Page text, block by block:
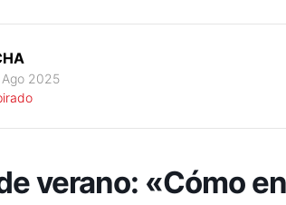
2025
verano: «Cómo